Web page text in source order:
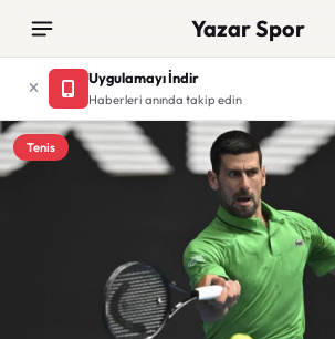
Yazar Spor
Uygulamayı İndir
Haberleri anında takip edin
Tenis